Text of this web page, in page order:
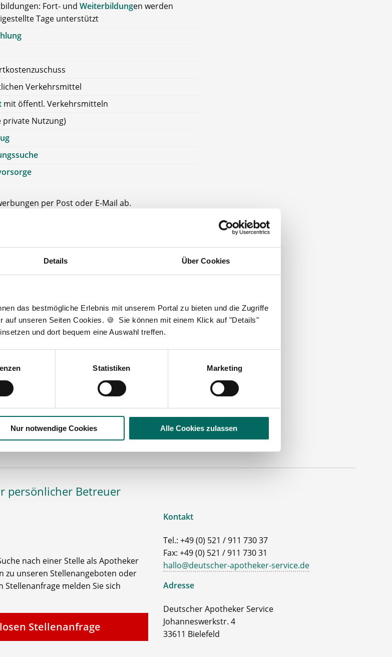
Details Über Cookies
das bestmögliche Erlebnis mit unserem Portal zu bieten und die Zugriffe
auf unseren Seiten Cookies. 🍪 Sie können mit einem Klick auf "Details"
und dort bequem eine Auswahl treffen.
Statistiken Marketing
Nur notwendige Cookies Alle Cookies zulassen
Fort- und Weiterbildungen werden
Tage unterstützt
Verkehrsmittel
mit öffentl. Verkehrsmitteln
private Nutzung)
per Post oder E-Mail ab.
kostenlos Details anfragen
sich4 BesucherfürStellenangebote alsApotheker.
Kreis
persönlicher Betreuer
nach einer Stelle als Apotheker
zu unseren Stellenangeboten oder
melden Sie sich
Stellenanfrage
Kontakt
Tel.: +49 (0) 521 / 911 730 37
Fax: +49 (0) 521 / 911 730 31
hallo@deutscher-apotheker-service.de
Adresse
Deutscher Apotheker Service
Johanneswerkstr. 4
33611 Bielefeld